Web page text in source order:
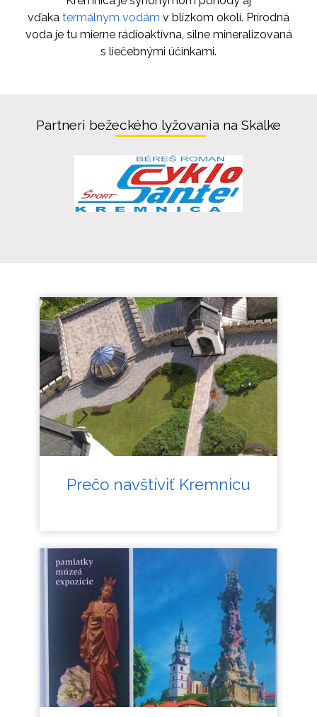
vďaka termálnym vodám v blízkom okolí. Prírodná
voda je tu mierne rádioaktívna, silne mineralizovaná
s liečebnými účinkami.
Partneri bežeckého lyžovania na Skalke
Prečo navštíviť Kremnicu